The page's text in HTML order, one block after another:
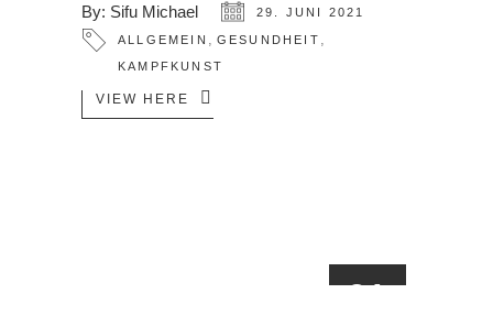
By: Sifu Michael 29. JUNI 2021
ALLGEMEIN GESUNDHEIT
KAMPFKUNST
VIEW HERE
31